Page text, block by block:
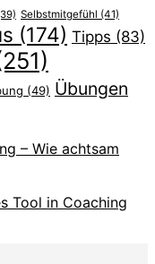
Selbstmitgefühl (41)
(174) Tipps (83)
(49) Übungen
– Wie achtsam
Tool in Coaching